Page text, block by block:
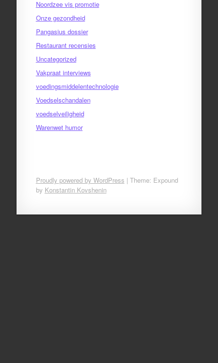
Noordzee vis promotie
Onze gezondheid
Pangasius dossier
Restaurant recensies
Uncategorized
Vakpraat interviews
voedingsmiddelentechnologie
Voedselschandalen
voedselveiligheid
Warenwet humor
Proudly powered by WordPress | Theme: Expound
by Konstantin Kovshenin